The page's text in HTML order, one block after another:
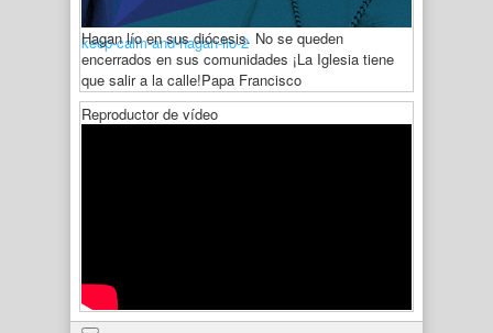
keep-calm-and-hagan-lio-2
Hagan lío en sus diócesis. No se queden
encerrados en sus comunidades ¡La Iglesia tiene
que salir a la calle!Papa Francisco
Reproductor de vídeo